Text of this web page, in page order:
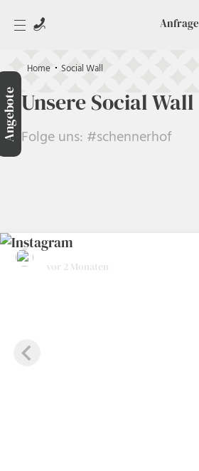
Anfrage
Angebote
Home Social Wall
Unsere Social Wall
Folge uns: #schennerhof
hotelrestaurantschennerhof
vor 2 Monaten